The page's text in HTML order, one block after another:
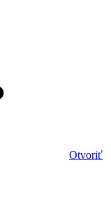
Otvoriť